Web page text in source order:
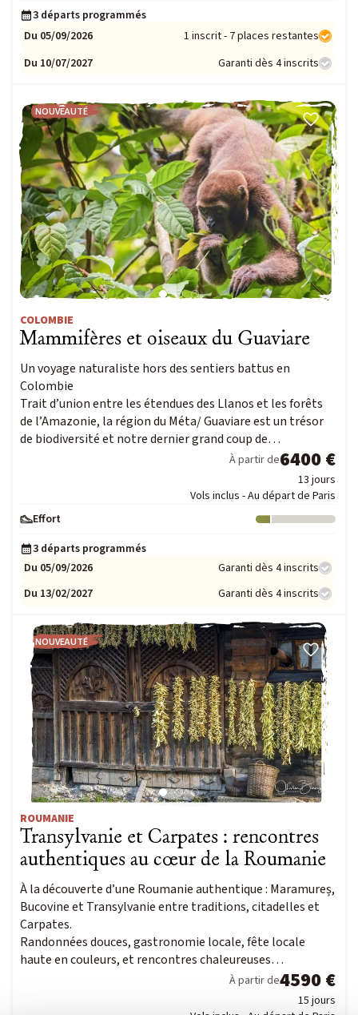
3 départs programmés
Du 05/09/2026
1 inscrit - 7 places restantes
Du 10/07/2027
Garanti dès 4 inscrits
NOUVEAUTÉ
COLOMBIE
Mammifères et oiseaux du Guaviare
Un voyage naturaliste hors des sentiers battus en
Colombie
Trait d’union entre les étendues des Llanos et les forêts
de l’Amazonie, la région du Méta/ Guaviare est un trésor
de biodiversité et notre dernier grand coup de…
À partir de6400 €
13 jours
Vols inclus - Au départ de Paris
Effort
Niveau : 1
3 départs programmés
Du 05/09/2026
Garanti dès 4 inscrits
Du 13/02/2027
Garanti dès 4 inscrits
NOUVEAUTÉ
ROUMANIE
Transylvanie et Carpates : rencontres
authentiques au cœur de la Roumanie
À la découverte d’une Roumanie authentique : Maramureș,
Bucovine et Transylvanie entre traditions, citadelles et
Carpates.
Randonnées douces, gastronomie locale, fête locale
haute en couleurs, et rencontres chaleureuses…
À partir de4590 €
15 jours